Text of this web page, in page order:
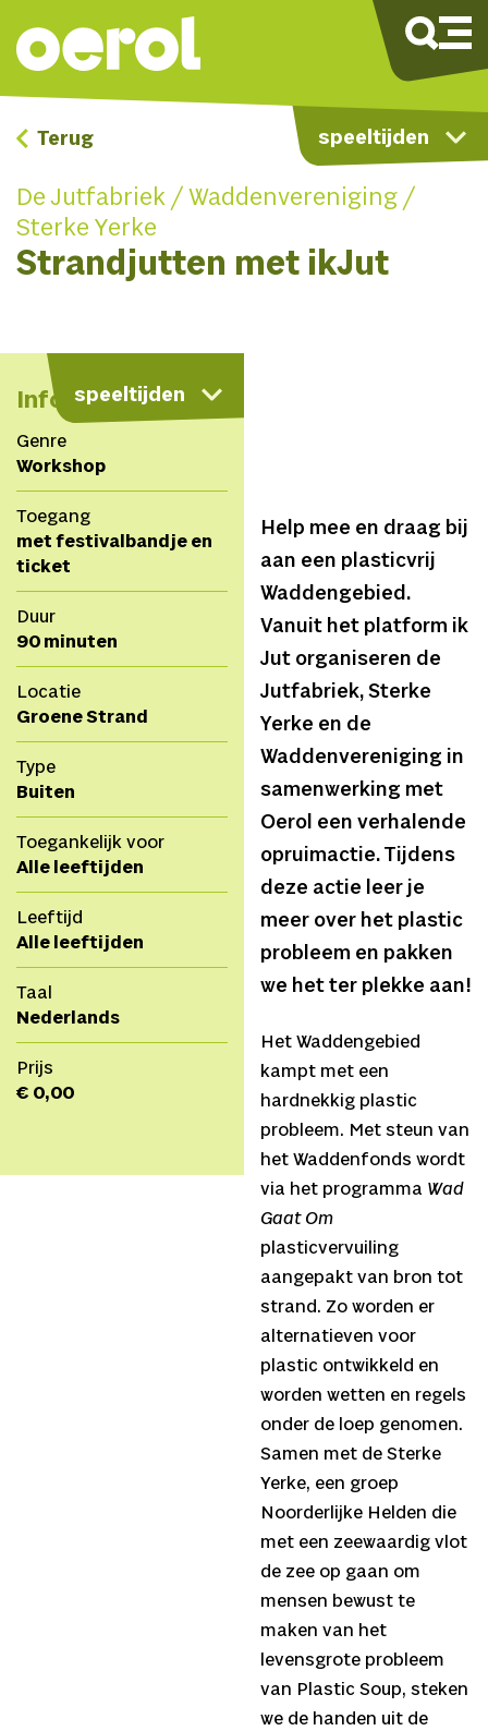
speeltijden
Terug
De Jutfabriek / Waddenvereniging /
Sterke Yerke
Strandjutten met ikJut
speeltijden
kaart
Info
Genre
Workshop
Toegang
met festivalbandje en
ticket
Duur
90 minuten
Locatie
Groene Strand
Type
Buiten
Toegankelijk voor
Alle leeftijden
Leeftijd
Alle leeftijden
Taal
Nederlands
Prijs
€ 0,00
Help mee en draag bij
aan een plasticvrij
Waddengebied.
Vanuit het platform ik
Jut organiseren de
Jutfabriek, Sterke
Yerke en de
Waddenvereniging in
samenwerking met
Oerol een verhalende
opruimactie. Tijdens
deze actie leer je
meer over het plastic
probleem en pakken
we het ter plekke aan!
Het Waddengebied
kampt met een
hardnekkig plastic
probleem. Met steun van
het Waddenfonds wordt
via het programma Wad
Gaat Om
plasticvervuiling
aangepakt van bron tot
strand. Zo worden er
alternatieven voor
plastic ontwikkeld en
worden wetten en regels
onder de loep genomen.
Samen met de Sterke
Yerke, een groep
Noorderlijke Helden die
met een zeewaardig vlot
de zee op gaan om
mensen bewust te
maken van het
levensgrote probleem
van Plastic Soup, steken
we de handen uit de